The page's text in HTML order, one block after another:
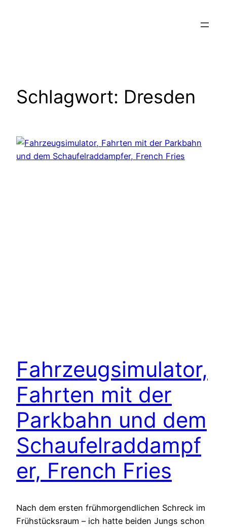
Schlagwort: Dresden
Fahrzeugsimulator,
Fahrten mit der
Parkbahn und dem
Schaufelraddampf
er, French Fries
Nach dem ersten frühmorgendlichen Schreck im
Frühstücksraum – ich hatte beiden Jungs schon